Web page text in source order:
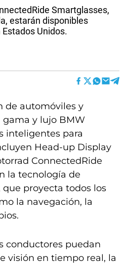
Smartglasses,
estarán disponibles
Unidos.
de automóviles y
y lujo BMW
inteligentes para
Head-up Display
ConnectedRide
la tecnología de
proyecta todos los
la navegación, la
conductores puedan
visión en tiempo real, la